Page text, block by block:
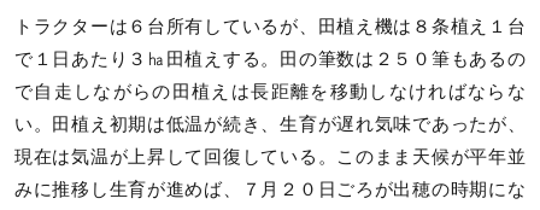
トラクターは６台所有しているが、田植え機は８条植え１台
で１日あたり３㏊田植えする。田の筆数は２５０筆もあるの
で自走しながらの田植えは長距離を移動しなければならな
い。田植え初期は低温が続き、生育が遅れ気味であったが、
現在は気温が上昇して回復している。このまま天候が平年並
みに推移し生育が進めば、７月２０日ごろが出穂の時期にな